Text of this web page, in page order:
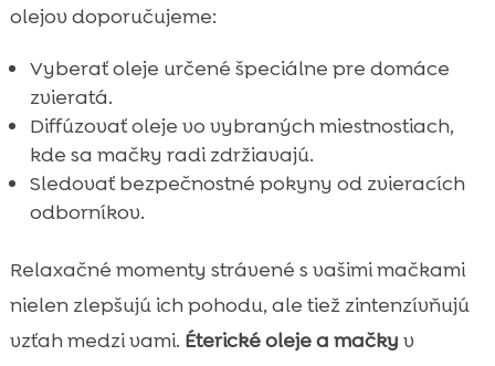
olejov doporučujeme:
Vyberať oleje určené špeciálne pre domáce
zvieratá.
Diffúzovať oleje vo vybraných miestnostiach,
kde sa mačky radi zdržiavajú.
Sledovať bezpečnostné pokyny od zvieracích
odborníkov.
Relaxačné momenty strávené s vašimi mačkami
nielen zlepšujú ich pohodu, ale tiež zintenzívňujú
vzťah medzi vami. Éterické oleje a mačky v